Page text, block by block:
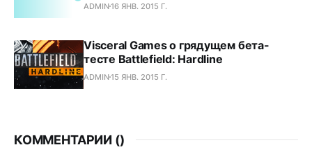
ADMIN16 ЯНВ. 2015 Г.
Visceral Games о грядущем бета-
тесте Battlefield: Hardline
ADMIN15 ЯНВ. 2015 Г.
КОММЕНТАРИИ ()